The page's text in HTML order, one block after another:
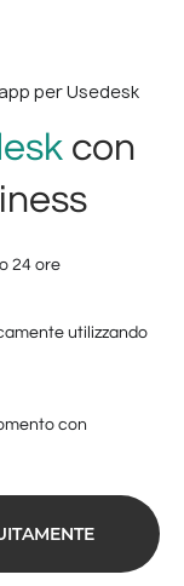
per Usedesk
con
24 ore
utilizzando
con